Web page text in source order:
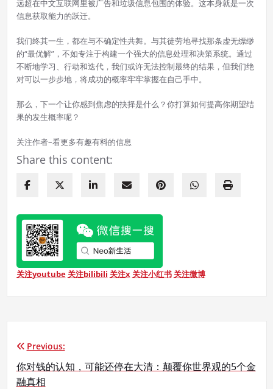
远超在中文互联网里被广告和垃圾信息包围的体验。这本身就是一次
信息获取能力的跃迁。
我们终其一生，都在与不确定性共舞。与其徒劳地寻找那条虚无缥缈
的“最优解”，不如专注于构建一个强大的信息处理和决策系统。通过
不断地学习、行动和迭代，我们或许无法控制最终的结果，但我们绝
对可以一步步地，将成功的概率牢牢掌握在自己手中。
那么，下一个让你感到焦虑的抉择是什么？你打算如何提高你期望结
果的发生概率呢？
关注作者–看更多有趣有料的信息
Share this content:
关注youtube 关注bilibili 关注x 关注小红书 关注微博
文
章
Previous:
你对钱的认知，可能还停在大清：颠覆你世界观的5个金
融真相